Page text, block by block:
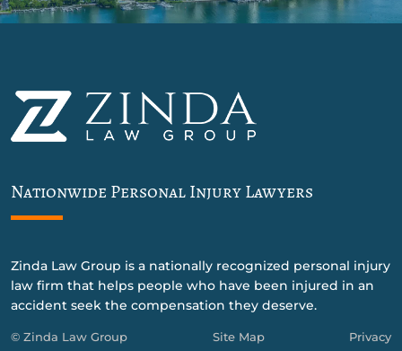
Nationwide Personal Injury Lawyers
Zinda Law Group is a nationally recognized personal injury
law firm that helps people who have been injured in an
accident seek the compensation they deserve.
© Zinda Law Group Site Map Privacy